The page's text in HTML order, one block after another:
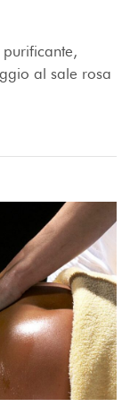
al sale rosa